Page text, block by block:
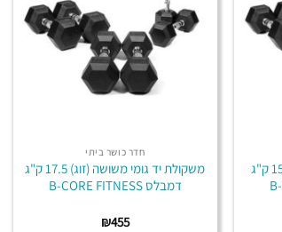
משקולת יד גומי משושה (זוג) 15 ק"ג
חדר כושר ביתי
משקולת יד גומי משושה (זוג) 17.5 ק"ג
דמבלס B-CORE FITNESS
₪455